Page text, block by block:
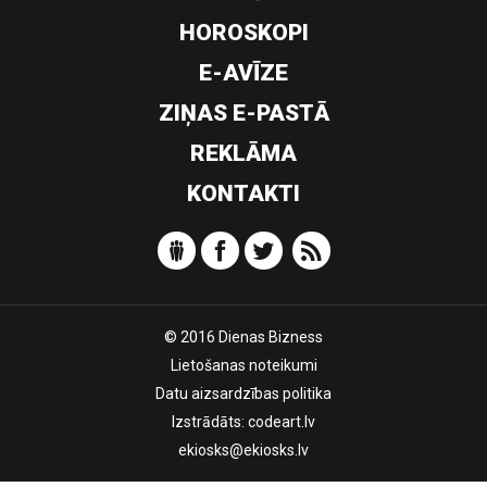
HOROSKOPI
E-AVĪZE
ZIŅAS E-PASTĀ
REKLĀMA
KONTAKTI
© 2016 Dienas Bizness
Lietošanas noteikumi
Datu aizsardzības politika
Izstrādāts: codeart.lv
ekiosks@ekiosks.lv